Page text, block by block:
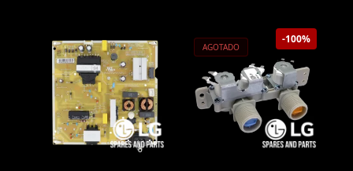
alto
-100%
AGOTADO